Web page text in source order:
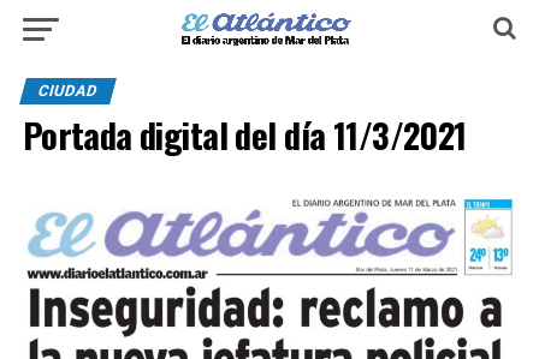
CIUDAD
Portada digital del día 11/3/2021